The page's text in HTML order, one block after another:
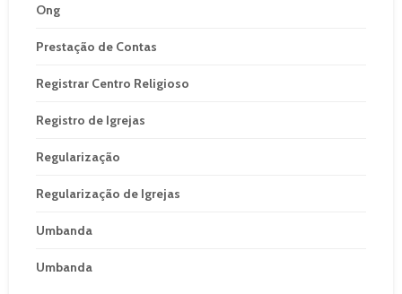
Ong
Prestação de Contas
Registrar Centro Religioso
Registro de Igrejas
Regularização
Regularização de Igrejas
Umbanda
Umbanda